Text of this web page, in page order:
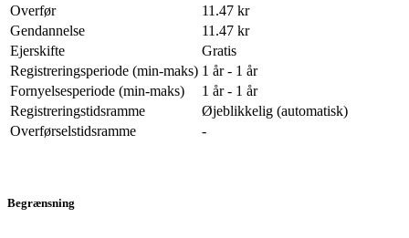
Overfør
11.47 kr
Gendannelse
11.47 kr
Ejerskifte
Gratis
Registreringsperiode (min-maks) 1 år - 1 år
Fornyelsesperiode (min-maks)
1 år - 1 år
Registreringstidsramme
Øjeblikkelig (automatisk)
Overførselstidsramme
-
Begrænsning